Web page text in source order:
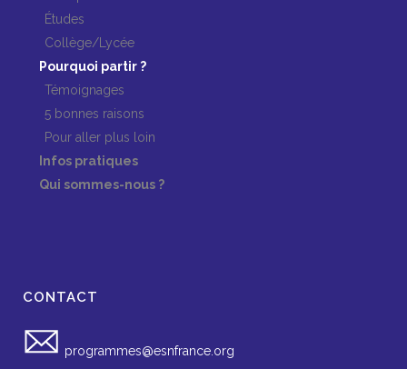
Études
Collège/Lycée
Pourquoi partir ?
Témoignages
5 bonnes raisons
Pour aller plus loin
Infos pratiques
Qui sommes-nous ?
CONTACT
programmes@esnfrance.org